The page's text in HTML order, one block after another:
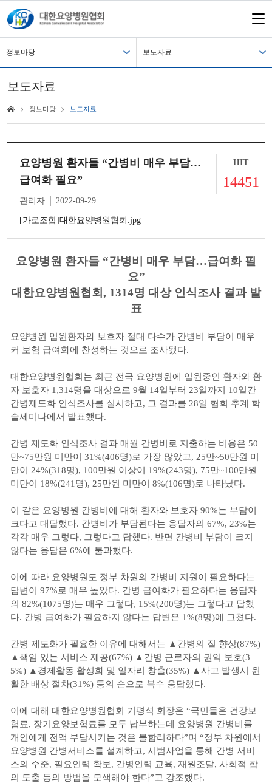
정보마당 보도자료
보도자료
정보마당 보도자료
요양병원 환자들 “간병비 매우 부담…
급여화 필요”
관리자 │ 2022-09-29
[가로조합]대한요양병원협회.jpg
HIT
14451
요양병원 환자들 “간병비 매우 부담…급여화 필
요”
대한요양병원협회, 1314명 대상 인식조사 결과 발
표
요양병원 입원환자와 보호자 절대 다수가 간병비 부담이 매우
커 보험 급여화에 찬성하는 것으로 조사됐다.
대한요양병원협회는 최근 전국 요양병원에 입원중인 환자와 환
자 보호자 1,314명을 대상으로 9월 14일부터 23일까지 10일간
간병제도화 인식조사를 실시하고, 그 결과를 28일 협회 추계 학
술세미나에서 발표했다.
간병 제도화 인식조사 결과 매월 간병비로 지출하는 비용은 50
만~75만원 미만이 31%(406명)로 가장 많았고, 25만~50만원 미
만이 24%(318명), 100만원 이상이 19%(243명), 75만~100만원
미만이 18%(241명), 25만원 미만이 8%(106명)로 나타났다.
이 같은 요양병원 간병비에 대해 환자와 보호자 90%는 부담이
크다고 대답했다. 간병비가 부담된다는 응답자의 67%, 23%는
각각 매우 그렇다, 그렇다고 답했다. 반면 간병비 부담이 크지
않다는 응답은 6%에 불과했다.
이에 따라 요양병원도 정부 차원의 간병비 지원이 필요하다는
답변이 97%로 매우 높았다. 간병 급여화가 필요하다는 응답자
의 82%(1075명)는 매우 그렇다, 15%(200명)는 그렇다고 답했
다. 간병 급여화가 필요하지 않다는 답변은 1%(8명)에 그쳤다.
간병 제도화가 필요한 이유에 대해서는 ▲간병의 질 향상(87%)
▲책임 있는 서비스 제공(67%) ▲간병 근로자의 권익 보호(3
5%) ▲경제활동 활성화 및 일자리 창출(35%) ▲사고 발생시 원
활한 배상 절차(31%) 등의 순으로 복수 응답했다.
이에 대해 대한요양병원협회 기평석 회장은 “국민들은 건강보
험료, 장기요양보험료를 모두 납부하는데 요양병원 간병비를
개인에게 전액 부담시키는 것은 불합리하다”며 “정부 차원에서
요양병원 간병서비스를 설계하고, 시범사업을 통해 간병 서비
스의 수준, 필요인력 확보, 간병인력 교육, 재원조달, 사회적 합
의 도출 등의 방법을 모색해야 한다”고 강조했다.